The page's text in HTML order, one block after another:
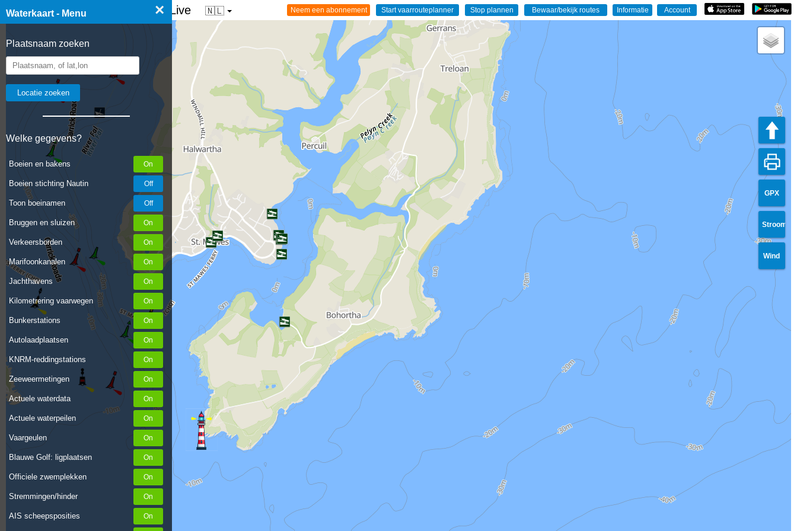
Waterkaart - Menu ×
Plaatsnaam zoeken
Welke gegevens?
Boeien en bakens
Boeien stichting Nautin
Toon boeinamen
Bruggen en sluizen
Verkeersborden
Marifoonkanalen
Jachthavens
Kilometrering vaarwegen
Bunkerstations
Autolaadplaatsen
KNRM-reddingstations
Zeeweermetingen
Actuele waterdata
Actuele waterpeilen
Vaargeulen
Blauwe Golf: ligplaatsen
Officiele zwemplekken
Stremmingen/hinder
AIS scheepsposities
☰ Waterkaart van Nederland - Live 🇳🇱
GPX
Stroom
Wind